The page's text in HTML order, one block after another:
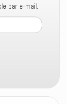
par e-mail.